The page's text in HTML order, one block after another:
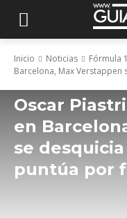
Inicio Noticias Fórmula 1
Barcelona, Max Verstappen
Oscar
en
se
puntúa por